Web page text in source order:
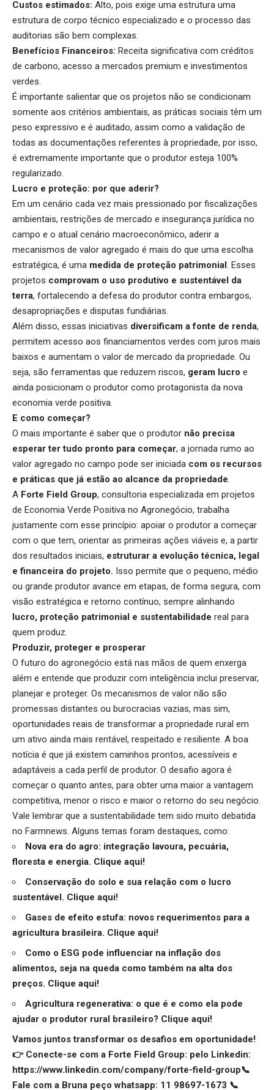
Custos estimados: Alto, pois exige uma estrutura uma
estrutura de corpo técnico especializado e o processo das
auditorias são bem complexas.
Benefícios Financeiros: Receita significativa com créditos
de carbono, acesso a mercados premium e investimentos
verdes.
É importante salientar que os projetos não se condicionam
somente aos critérios ambientais, as práticas sociais têm um
peso expressivo e é auditado, assim como a validação de
todas as documentações referentes à propriedade, por isso,
é extremamente importante que o produtor esteja 100%
regularizado.
Lucro e proteção: por que aderir?
Em um cenário cada vez mais pressionado por fiscalizações
ambientais, restrições de mercado e insegurança jurídica no
campo e o atual cenário macroeconômico, aderir a
mecanismos de valor agregado é mais do que uma escolha
estratégica, é uma medida de proteção patrimonial. Esses
projetos comprovam o uso produtivo e sustentável da
terra, fortalecendo a defesa do produtor contra embargos,
desapropriações e disputas fundiárias.
Além disso, essas iniciativas diversificam a fonte de renda,
permitem acesso aos financiamentos verdes com juros mais
baixos e aumentam o valor de mercado da propriedade. Ou
seja, são ferramentas que reduzem riscos, geram lucro e
ainda posicionam o produtor como protagonista da nova
economia verde positiva.
E como começar?
O mais importante é saber que o produtor não precisa
esperar ter tudo pronto para começar, a jornada rumo ao
valor agregado no campo pode ser iniciada com os recursos
e práticas que já estão ao alcance da propriedade.
A Forte Field Group, consultoria especializada em projetos
de Economia Verde Positiva no Agronegócio, trabalha
justamente com esse princípio: apoiar o produtor a começar
com o que tem, orientar as primeiras ações viáveis e, a partir
dos resultados iniciais, estruturar a evolução técnica, legal
e financeira do projeto. Isso permite que o pequeno, médio
ou grande produtor avance em etapas, de forma segura, com
visão estratégica e retorno contínuo, sempre alinhando
lucro, proteção patrimonial e sustentabilidade real para
quem produz.
Produzir, proteger e prosperar
O futuro do agronegócio está nas mãos de quem enxerga
além e entende que produzir com inteligência inclui preservar,
planejar e proteger. Os mecanismos de valor não são
promessas distantes ou burocracias vazias, mas sim,
oportunidades reais de transformar a propriedade rural em
um ativo ainda mais rentável, respeitado e resiliente. A boa
notícia é que já existem caminhos prontos, acessíveis e
adaptáveis a cada perfil de produtor. O desafio agora é
começar o quanto antes, para obter uma maior a vantagem
competitiva, menor o risco e maior o retorno do seu negócio.
Vale lembrar que a sustentabilidade tem sido muito debatida
no Farmnews. Alguns temas foram destaques, como:
Nova era do agro: integração lavoura, pecuária,
floresta e energia. Clique aqui!
Conservação do solo e sua relação com o lucro
sustentável. Clique aqui!
Gases de efeito estufa: novos requerimentos para a
agricultura brasileira. Clique aqui!
Como o ESG pode influenciar na inflação dos
alimentos, seja na queda como também na alta dos
preços. Clique aqui!
Agricultura regenerativa: o que é e como ela pode
ajudar o produtor rural brasileiro? Clique aqui!
Vamos juntos transformar os desafios em oportunidade!
👉 Conecte-se com a Forte Field Group: pelo Linkedin:
https://www.linkedin.com/company/forte-field-group📞
Fale com a Bruna peço whatsapp: 11 98697-1673 📞